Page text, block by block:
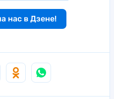
нас в Дзене!